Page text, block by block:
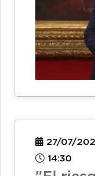
27/07/
14:30